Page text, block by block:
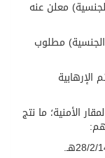
معلن عنه
مطلوب
الأمنية؛ ما نتج